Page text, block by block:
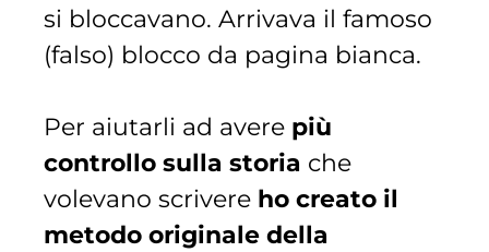
si bloccavano. Arrivava il famoso
(falso) blocco da pagina bianca.
Per aiutarli ad avere più
controllo sulla storia che
volevano scrivere ho creato il
metodo originale della